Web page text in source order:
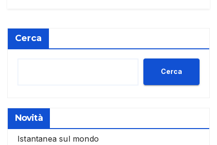
Cerca
Cerca
Novità
Istantanea sul mondo